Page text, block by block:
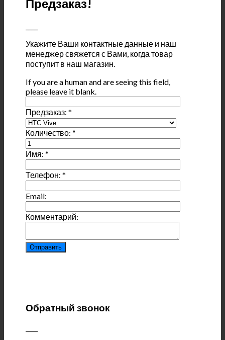
Предзаказ!
Укажите Ваши контактные данные и наш
менеджер свяжется с Вами, когда товар
поступит в наш магазин.
If you are a human and are seeing this field,
please leave it blank.
Предзаказ:*
Количество:*
Имя:*
Телефон:*
Email:
Комментарий:
Обратный звонок